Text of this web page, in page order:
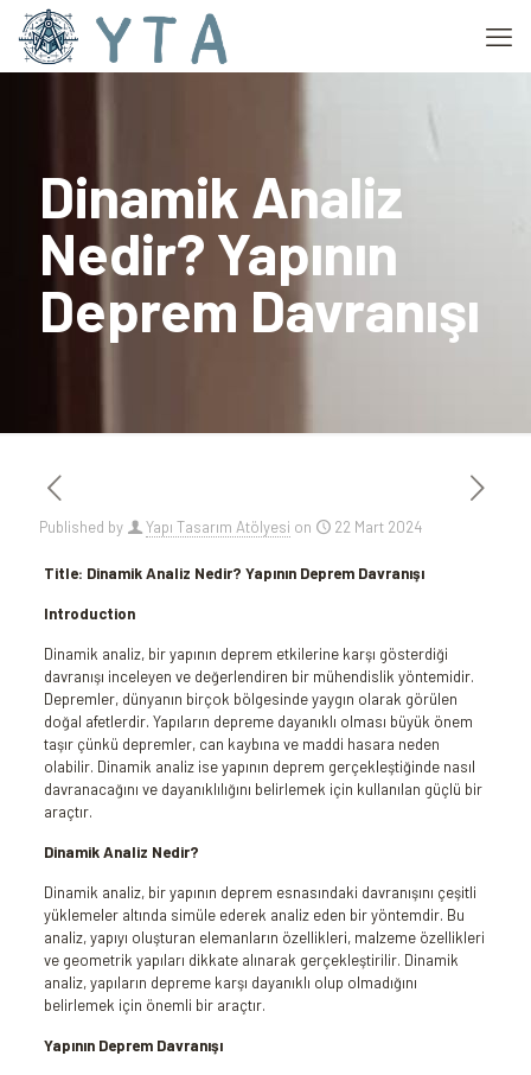
Dinamik Analiz
Nedir? Yapının
Deprem Davranışı
Published by Yapı Tasarım Atölyesi on 22 Mart 2024
Title: Dinamik Analiz Nedir? Yapının Deprem Davranışı
Introduction
Dinamik analiz, bir yapının deprem etkilerine karşı gösterdiği
davranışı inceleyen ve değerlendiren bir mühendislik yöntemidir.
Depremler, dünyanın birçok bölgesinde yaygın olarak görülen
doğal afetlerdir. Yapıların depreme dayanıklı olması büyük önem
taşır çünkü depremler, can kaybına ve maddi hasara neden
olabilir. Dinamik analiz ise yapının deprem gerçekleştiğinde nasıl
davranacağını ve dayanıklılığını belirlemek için kullanılan güçlü bir
araçtır.
Dinamik Analiz Nedir?
Dinamik analiz, bir yapının deprem esnasındaki davranışını çeşitli
yüklemeler altında simüle ederek analiz eden bir yöntemdir. Bu
analiz, yapıyı oluşturan elemanların özellikleri, malzeme özellikleri
ve geometrik yapıları dikkate alınarak gerçekleştirilir. Dinamik
analiz, yapıların depreme karşı dayanıklı olup olmadığını
belirlemek için önemli bir araçtır.
Yapının Deprem Davranışı